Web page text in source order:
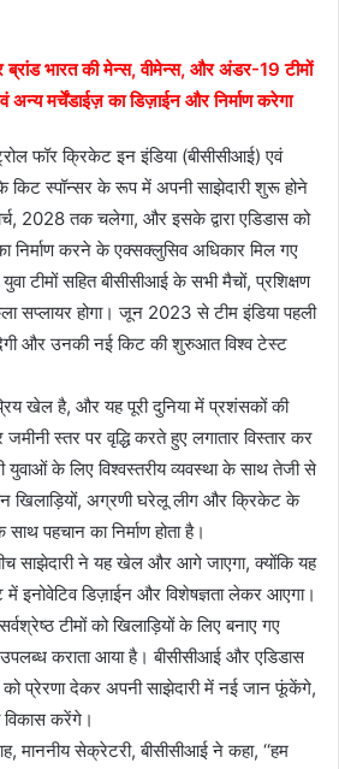
ब्रांड भारत की मेन्स, वीमेन्स, और अंडर-19 टीमों
अन्य मर्चेंडाईज़ का डिज़ाईन और निर्माण करेगा
फॉर क्रिकेट इन इंडिया (बीसीसीआई) एवं
स्पॉन्सर के रूप में अपनी साझेदारी शुरू होने
2028 तक चलेगा, और इसके द्वारा एडिडास को
निर्माण करने के एक्सक्लुसिव अधिकार मिल गए
टीमों सहित बीसीसीआई के सभी मैचों, प्रशिक्षण
सप्लायर होगा। जून 2023 से टीम इंडिया पहली
देगी और उनकी नई किट की शुरुआत विश्व टेस्ट
खेल है, और यह पूरी दुनिया में प्रशंसकों की
जमीनी स्तर पर वृद्धि करते हुए लगातार विस्तार कर
युवाओं के लिए विश्वस्तरीय व्यवस्था के साथ तेजी से
खिलाड़ियों, अग्रणी घरेलू लीग और क्रिकेट के
साथ पहचान का निर्माण होता है।
साझेदारी ने यह खेल और आगे जाएगा, क्योंकि यह
में इनोवेटिव डिज़ाईन और विशेषज्ञता लेकर आएगा।
टीमों को खिलाड़ियों के लिए बनाए गए
उपलब्ध कराता आया है। बीसीसीआई और एडिडास
को प्रेरणा देकर अपनी साझेदारी में नई जान फूंकेंगे,
करेंगे।
माननीय सेक्रेटरी, बीसीसीआई ने कहा, ‘‘हम